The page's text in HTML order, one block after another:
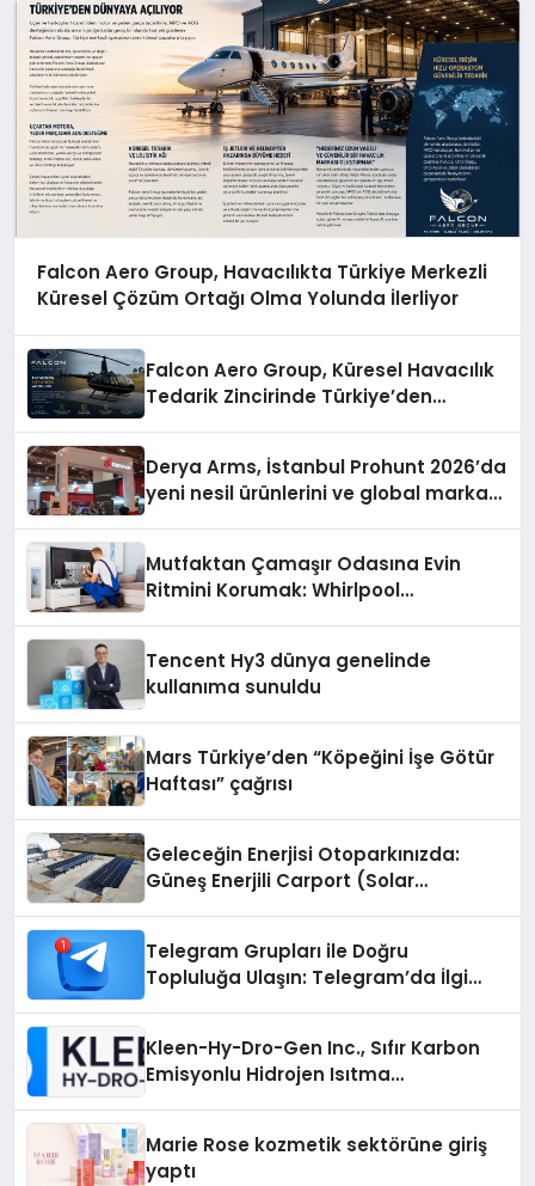
Falcon Aero Group, Havacılıkta Türkiye Merkezli
Küresel Çözüm Ortağı Olma Yolunda İlerliyor
Falcon Aero Group, Küresel Havacılık
Tedarik Zincirinde Türkiye’den
Derya Arms, İstanbul Prohunt 2026’da
yeni nesil ürünlerini ve global marka
Mutfaktan Çamaşır Odasına Evin
Ritmini Korumak: Whirlpool
Tencent Hy3 dünya genelinde
kullanıma sunuldu
Mars Türkiye’den “Köpeğini İşe Götür
Haftası” çağrısı
Geleceğin Enerjisi Otoparkınızda:
Güneş Enerjili Carport (Solar
Telegram Grupları ile Doğru
Topluluğa Ulaşın: Telegram’da İlgi
Kleen-Hy-Dro-Gen Inc., Sıfır Karbon
Emisyonlu Hidrojen Isıtma
Marie Rose kozmetik sektörüne giriş
yaptı